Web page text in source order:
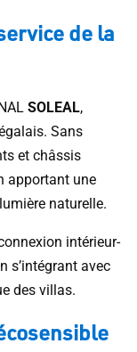
de la
SOLEAL,
Sans
et châssis
apportant une
naturelle.
intérieur-
s’intégrant avec
des villas.